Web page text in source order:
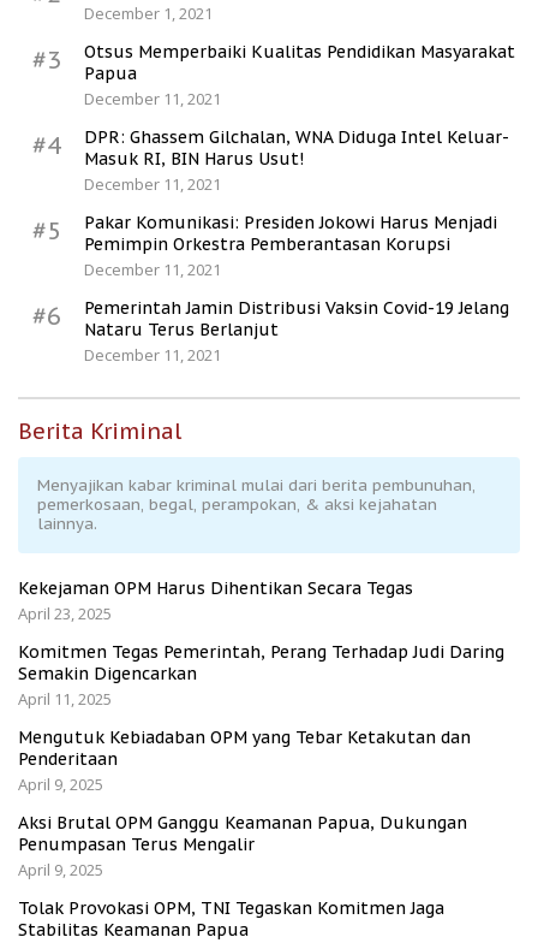
December 1, 2021
#3
Otsus Memperbaiki Kualitas Pendidikan Masyarakat
Papua
December 11, 2021
#4
DPR: Ghassem Gilchalan, WNA Diduga Intel Keluar-
Masuk RI, BIN Harus Usut!
December 11, 2021
#5
Pakar Komunikasi: Presiden Jokowi Harus Menjadi
Pemimpin Orkestra Pemberantasan Korupsi
December 11, 2021
#6
Pemerintah Jamin Distribusi Vaksin Covid-19 Jelang
Nataru Terus Berlanjut
December 11, 2021
Berita Kriminal
Menyajikan kabar kriminal mulai dari berita pembunuhan,
pemerkosaan, begal, perampokan, & aksi kejahatan
lainnya.
Kekejaman OPM Harus Dihentikan Secara Tegas
April 23, 2025
Komitmen Tegas Pemerintah, Perang Terhadap Judi Daring
Semakin Digencarkan
April 11, 2025
Mengutuk Kebiadaban OPM yang Tebar Ketakutan dan
Penderitaan
April 9, 2025
Aksi Brutal OPM Ganggu Keamanan Papua, Dukungan
Penumpasan Terus Mengalir
April 9, 2025
Tolak Provokasi OPM, TNI Tegaskan Komitmen Jaga
Stabilitas Keamanan Papua